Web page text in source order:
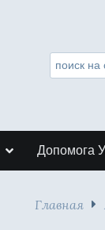
Допомога
Главная